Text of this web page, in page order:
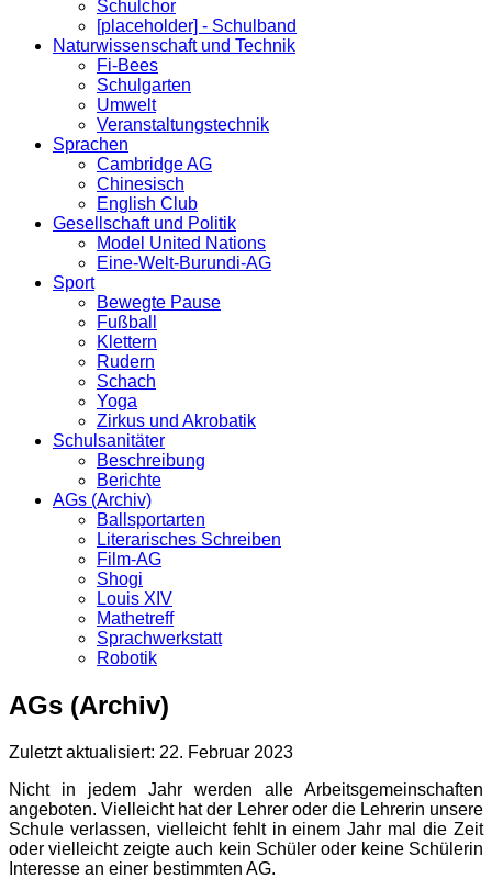
Schulchor
[placeholder] - Schulband
Naturwissenschaft und Technik
Fi-Bees
Schulgarten
Umwelt
Veranstaltungstechnik
Sprachen
Cambridge AG
Chinesisch
English Club
Gesellschaft und Politik
Model United Nations
Eine-Welt-Burundi-AG
Sport
Bewegte Pause
Fußball
Klettern
Rudern
Schach
Yoga
Zirkus und Akrobatik
Schulsanitäter
Beschreibung
Berichte
AGs (Archiv)
Ballsportarten
Literarisches Schreiben
Film-AG
Shogi
Louis XIV
Mathetreff
Sprachwerkstatt
Robotik
AGs (Archiv)
Zuletzt aktualisiert: 22. Februar 2023
Nicht in jedem Jahr werden alle Arbeitsgemeinschaften
angeboten. Vielleicht hat der Lehrer oder die Lehrerin unsere
Schule verlassen, vielleicht fehlt in einem Jahr mal die Zeit
oder vielleicht zeigte auch kein Schüler oder keine Schülerin
Interesse an einer bestimmten AG.